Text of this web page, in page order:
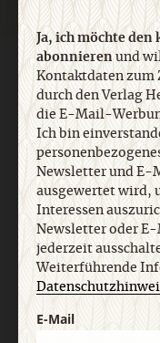
AGB und
Vertrag
Ja, ich möchte
abonnierenund
Kontaktdaten zum
durch den Verlag
die E-Mail-
Ich bin
Newsletter und E-
ausgewertet wird,
Interessen
Newsletter oder
jederzeit
Weiterführende
E-Mail